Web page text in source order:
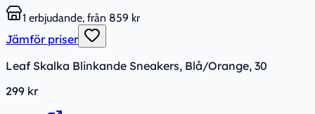
1 erbjudande, från 859 kr
Jämför priser
Leaf Skalka Blinkande Sneakers, Blå/Orange, 30
299 kr